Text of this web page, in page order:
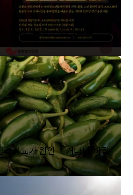
합창단 모집… 음악으로 하나
라피뇨가 원인… 캐나다, 아직